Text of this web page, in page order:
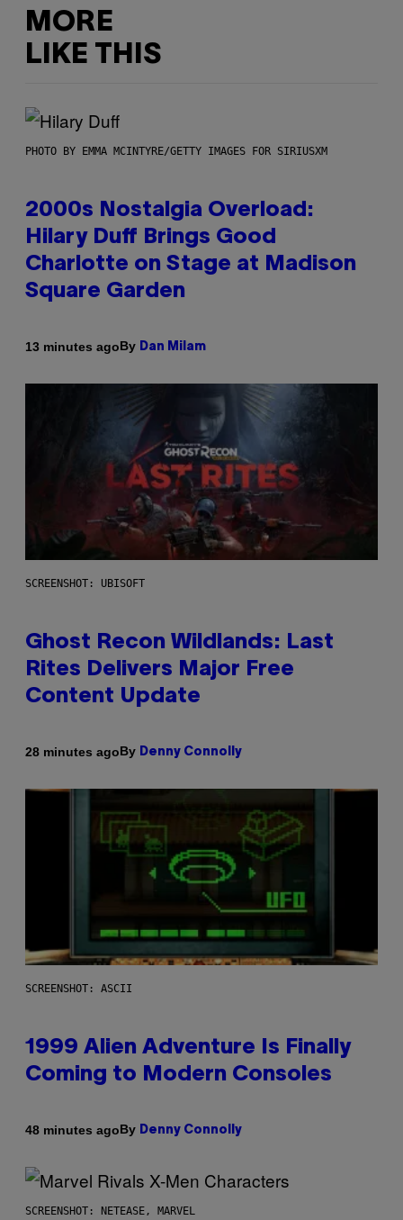
MORE
LIKE THIS
PHOTO BY EMMA MCINTYRE/GETTY IMAGES FOR SIRIUSXM
2000s Nostalgia Overload:
Hilary Duff Brings Good
Charlotte on Stage at Madison
Square Garden
13 minutes agoBy Dan Milam
SCREENSHOT: UBISOFT
Ghost Recon Wildlands: Last
Rites Delivers Major Free
Content Update
28 minutes agoBy Denny Connolly
SCREENSHOT: ASCII
1999 Alien Adventure Is Finally
Coming to Modern Consoles
48 minutes agoBy Denny Connolly
SCREENSHOT: NETEASE, MARVEL